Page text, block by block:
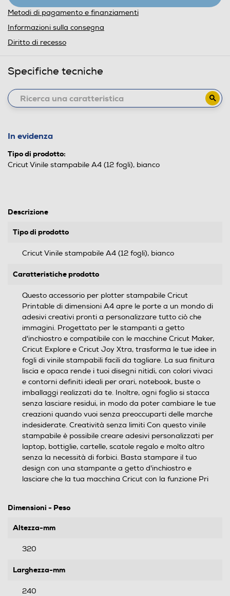
Metodi di pagamento e finanziamenti
Informazioni sulla consegna
Diritto di recesso
Specifiche tecniche
In evidenza
Tipo di prodotto:
Cricut Vinile stampabile A4 (12 fogli), bianco
Descrizione
Tipo di prodotto
Cricut Vinile stampabile A4 (12 fogli), bianco
Caratteristiche prodotto
Questo accessorio per plotter stampabile Cricut
Printable di dimensioni A4 apre le porte a un mondo di
adesivi creativi pronti a personalizzare tutto ciò che
immagini. Progettato per le stampanti a getto
d'inchiostro e compatibile con le macchine Cricut Maker,
Cricut Explore e Cricut Joy Xtra, trasforma le tue idee in
fogli di vinile stampabili facili da tagliare. La sua finitura
liscia e opaca rende i tuoi disegni nitidi, con colori vivaci
e contorni definiti ideali per orari, notebook, buste o
imballaggi realizzati da te. Inoltre, ogni foglio si stacca
senza lasciare residui, in modo da poter cambiare le tue
creazioni quando vuoi senza preoccuparti delle marche
indesiderate. Creatività senza limiti Con questo vinile
stampabile è possibile creare adesivi personalizzati per
laptop, bottiglie, cartelle, scatole regalo e molto altro
senza la necessità di forbici. Basta stampare il tuo
design con una stampante a getto d'inchiostro e
lasciare che la tua macchina Cricut con la funzione Pri
Dimensioni - Peso
Altezza-mm
320
Larghezza-mm
240